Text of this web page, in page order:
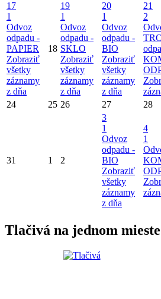
17
1
Odvoz
odpadu -
PAPIER
Zobraziť
všetky
záznamy
z dňa
18
19
1
Odvoz
odpadu -
SKLO
Zobraziť
všetky
záznamy
z dňa
20
1
Odvoz
odpadu -
BIO
Zobraziť
všetky
záznamy
z dňa
21
2
24 25 26 27 28
31 1 2
3
1
Odvoz
odpadu -
BIO
Zobraziť
všetky
záznamy
z dňa
4
1
Tlačivá na jednom mieste